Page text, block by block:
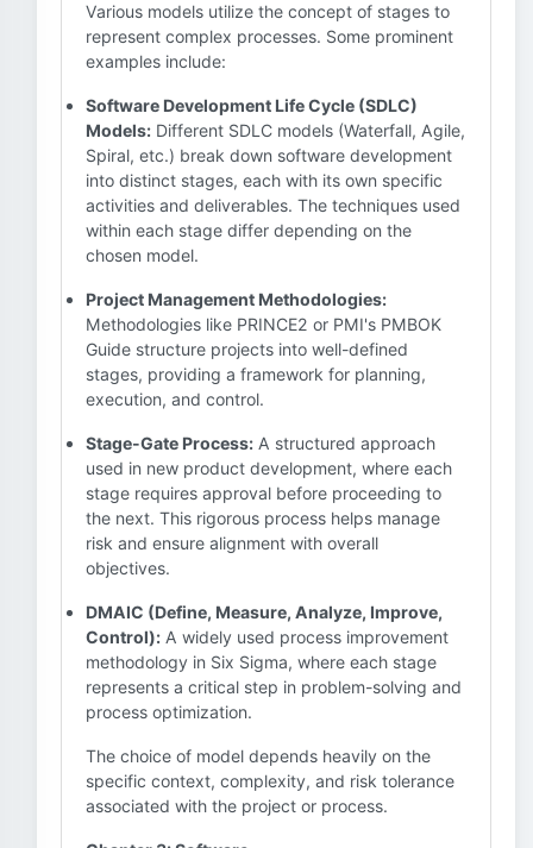
Various models utilize the concept of stages to
represent complex processes. Some prominent
examples include:
Software Development Life Cycle (SDLC)
Models: Different SDLC models (Waterfall, Agile,
Spiral, etc.) break down software development
into distinct stages, each with its own specific
activities and deliverables. The techniques used
within each stage differ depending on the
chosen model.
Project Management Methodologies:
Methodologies like PRINCE2 or PMI's PMBOK
Guide structure projects into well-defined
stages, providing a framework for planning,
execution, and control.
Stage-Gate Process: A structured approach
used in new product development, where each
stage requires approval before proceeding to
the next. This rigorous process helps manage
risk and ensure alignment with overall
objectives.
DMAIC (Define, Measure, Analyze, Improve,
Control): A widely used process improvement
methodology in Six Sigma, where each stage
represents a critical step in problem-solving and
process optimization.
The choice of model depends heavily on the
specific context, complexity, and risk tolerance
associated with the project or process.